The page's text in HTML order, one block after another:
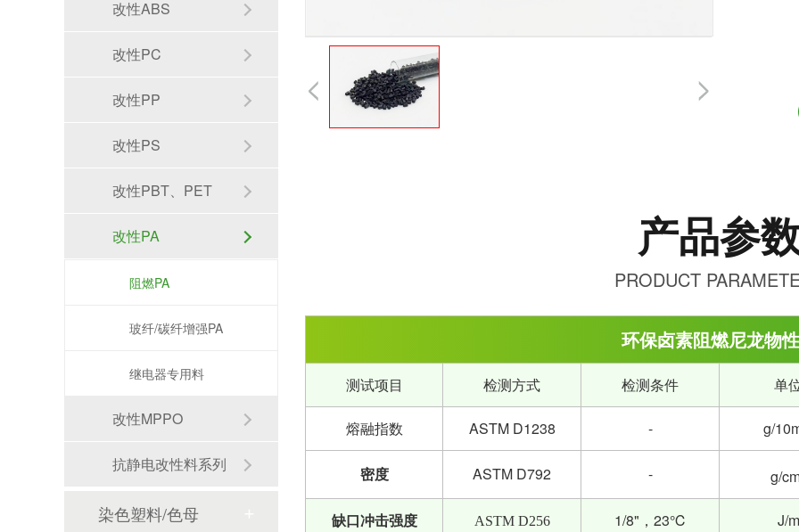
产品参
PRODUCT
环保卤素阻燃尼龙物
测试项目 检测方式 检测条件 单
熔融指数 ASTM D1238 - g/
密度 ASTM D792 - g/
缺口冲击强度 ASTM D256 1/8"，23℃ J/m
改性ABS
改性PC
改性PP
改性PS
改性PBT、PET
改性PA
阻燃PA
玻纤/碳纤增强PA
继电器专用料
改性MPPO
抗静电改性料系列
染色塑料/色母